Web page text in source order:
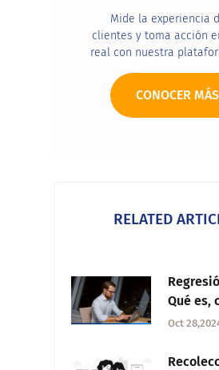
Mide la experiencia
clientes y toma acción
real con nuestra
CONOCER MÁS
RELATED
Qué es,
usos
Oct